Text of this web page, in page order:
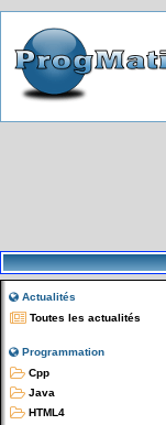
Actualités
Toutes les actualités
Programmation
Cpp
Java
HTML4